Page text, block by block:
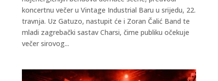
koncertnu večer u Vintage Industrial Baru u srijedu, 22.
travnja. Uz Gatuzo, nastupit će i Zoran Čalić Band te
mladi zagrebački sastav Charsi, čime publiku očekuje
večer sirovog...